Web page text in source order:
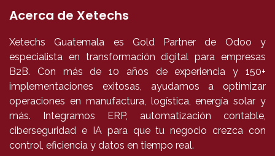
Acerca de Xetechs
Xetechs Guatemala es Gold Partner de Odoo y
especialista en transformación digital para empresas
B2B. Con más de 10 años de experiencia y 150+
implementaciones exitosas, ayudamos a optimizar
operaciones en manufactura, logística, energía solar y
más. Integramos ERP, automatización contable,
ciberseguridad e IA para que tu negocio crezca con
control, eficiencia y datos en tiempo real.